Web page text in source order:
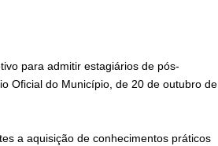
para admitir estagiários de pós-
Oficial do Município, de 20 de outubro de
a aquisição de conhecimentos práticos